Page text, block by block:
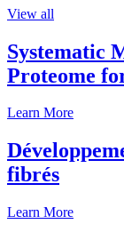
View all
Systematic
Proteome
Learn More
fibrés
Learn More